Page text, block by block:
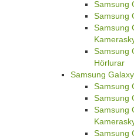
Samsung
Samsung
Samsung
Samsung
Hörlurar
Samsung
Samsung
Samsung
Samsung
Samsung